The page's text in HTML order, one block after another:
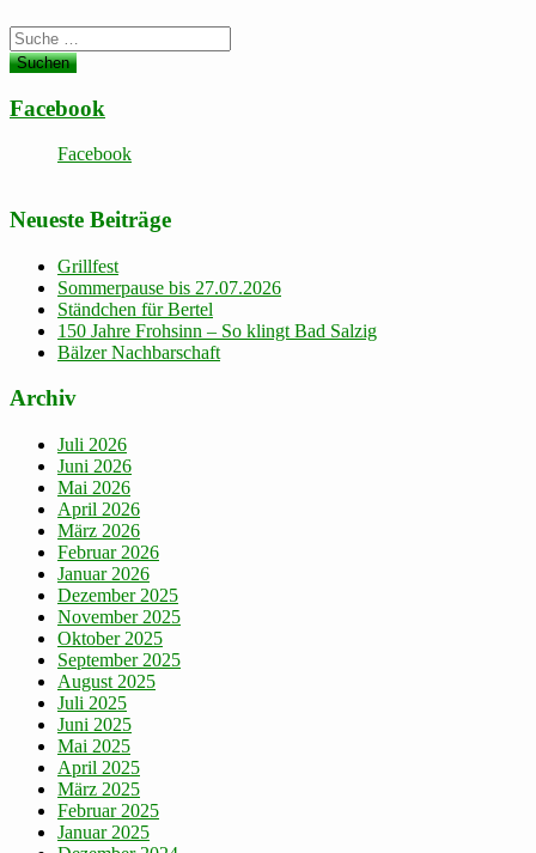
Suche
nach:
Facebook
Facebook
Neueste Beiträge
Grillfest
Sommerpause bis 27.07.2026
Ständchen für Bertel
150 Jahre Frohsinn – So klingt Bad Salzig
Bälzer Nachbarschaft
Archiv
Juli 2026
Juni 2026
Mai 2026
April 2026
März 2026
Februar 2026
Januar 2026
Dezember 2025
November 2025
Oktober 2025
September 2025
August 2025
Juli 2025
Juni 2025
Mai 2025
April 2025
März 2025
Februar 2025
Januar 2025